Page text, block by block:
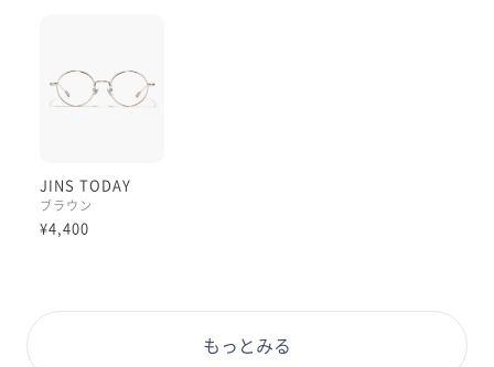
また、反射や拭き傷からレンズを守る【無敵コーティン
眩しさ対策としてはやや弱めなので、ファッションアイ
テムとしてのご使用推奨です！
#PD58 #丸顔 #PCウィンター
JINS TODAY
ブラウン
¥4,400
もっとみる